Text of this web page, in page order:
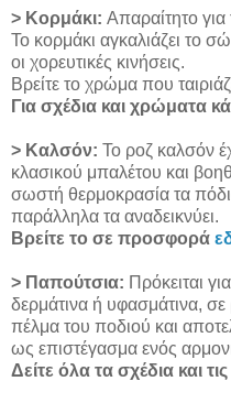
> Κορμάκι: Απαραίτητο για
Το κορμάκι αγκαλιάζει το
οι χορευτικές κινήσεις.
Βρείτε το χρώμα που
Για σχέδια και χρώματα
> Καλσόν: Το ροζ καλσόν
κλασικού μπαλέτου και
σωστή θερμοκρασία τα
παράλληλα τα αναδεικνύει.
Βρείτε το σε προσφορά
> Παπούτσια: Πρόκειται
δερμάτινα ή υφασμάτινα,
πέλμα του ποδιού και
ως επιστέγασμα ενός
Δείτε όλα τα σχέδια και τις